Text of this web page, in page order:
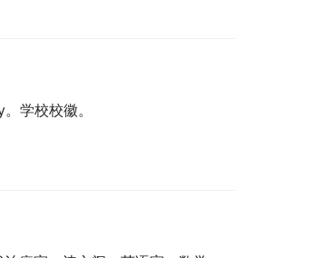
学校校徽。